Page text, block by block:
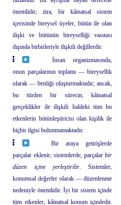
önemlidir; zira, bir kâinatsal sistem
içerisinde bireysel üyeler, bütün ile olan
ilişki ve bütünün bireyselliği vasıtası
dışında birbirleriyle ilişkili değillerdir.
İnsan organizmasında,
onun parçalarının toplamı — bireysellik
olarak — benliği oluşturmaktadır; ancak,
bu türden bir sürecin, kâinatsal
gerçeklikler ile ilişkili haldeki tüm bu
etkenlerin bütünleştiricisi olan kişilik ile
hiçbir ilgisi bulunmamaktadır.
Bir araya getirişlerde
parçalar eklenir; sistemlerde, parçalar bir
düzen içine yerleştirilir. Sistemler,
konumsal değerler olarak — düzenlenme
nedeniyle önemlidir. İyi bir sistem içinde
tüm etkenler, kâinatsal konum içindedir.